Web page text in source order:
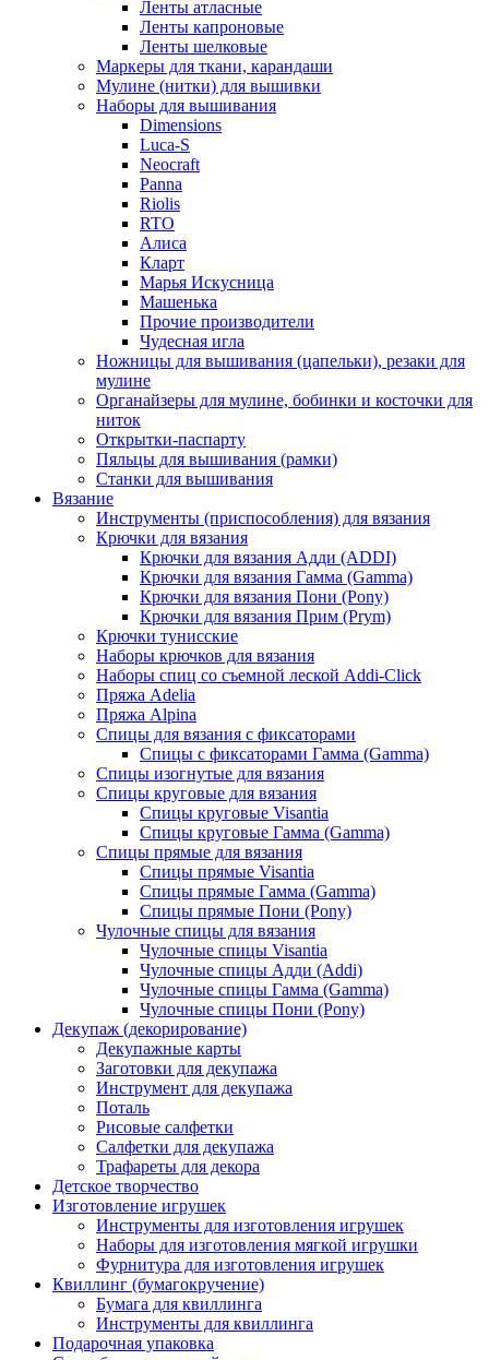
Ленты атласные
Ленты капроновые
Ленты шелковые
Маркеры для ткани, карандаши
Мулине (нитки) для вышивки
Наборы для вышивания
Dimensions
Luca-S
Neocraft
Panna
Riolis
RTO
Алиса
Кларт
Марья Искусница
Машенька
Прочие производители
Чудесная игла
Ножницы для вышивания (цапельки), резаки для
мулине
Органайзеры для мулине, бобинки и косточки для
ниток
Открытки-паспарту
Пяльцы для вышивания (рамки)
Станки для вышивания
Вязание
Инструменты (приспособления) для вязания
Крючки для вязания
Крючки для вязания Адди (ADDI)
Крючки для вязания Гамма (Gamma)
Крючки для вязания Пони (Pony)
Крючки для вязания Прим (Prym)
Крючки тунисские
Наборы крючков для вязания
Наборы спиц со съемной леской Addi-Click
Пряжа Adelia
Пряжа Alpina
Спицы для вязания с фиксаторами
Спицы с фиксаторами Гамма (Gamma)
Спицы изогнутые для вязания
Спицы круговые для вязания
Спицы круговые Visantia
Спицы круговые Гамма (Gamma)
Спицы прямые для вязания
Спицы прямые Visantia
Спицы прямые Гамма (Gamma)
Спицы прямые Пони (Pony)
Чулочные спицы для вязания
Чулочные спицы Visantia
Чулочные спицы Адди (Addi)
Чулочные спицы Гамма (Gamma)
Чулочные спицы Пони (Pony)
Декупаж (декорирование)
Декупажные карты
Заготовки для декупажа
Инструмент для декупажа
Поталь
Рисовые салфетки
Салфетки для декупажа
Трафареты для декора
Детское творчество
Изготовление игрушек
Инструменты для изготовления игрушек
Наборы для изготовления мягкой игрушки
Фурнитура для изготовления игрушек
Квиллинг (бумагокручение)
Бумага для квиллинга
Инструменты для квиллинга
Подарочная упаковка